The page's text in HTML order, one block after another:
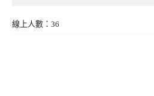
線上人數：36